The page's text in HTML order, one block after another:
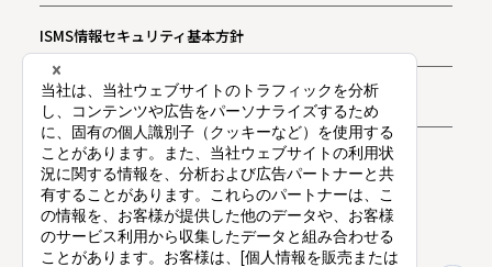
ISMS情報セキュリティ基本方針
お問い合わせ
プライバシー通知